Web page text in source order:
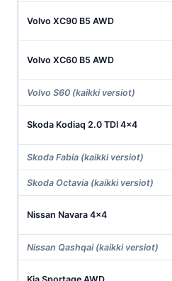
Volvo XC90 B5 AWD
Volvo XC60 B5 AWD
Volvo S60 (kaikki versiot)
Skoda Kodiaq 2.0 TDI 4x4
Skoda Fabia (kaikki versiot)
Skoda Octavia (kaikki versiot)
Nissan Navara 4x4
Nissan Qashqai (kaikki versiot)